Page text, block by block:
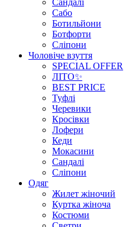
Сандалі
Сабо
Ботильйони
Ботфорти
Сліпони
Чоловіче взуття
SPECIAL OFFER
ЛІТО✨
BEST PRICE
Туфлі
Черевики
Кросівки
Лофери
Кеди
Мокасини
Сандалі
Сліпони
Одяг
Жилет жіночий
Куртка жіноча
Костюми